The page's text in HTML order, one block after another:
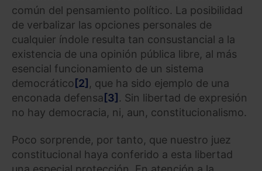
común del pensamiento político. La posibilidad
de verbalizar las opciones personales de
cualquier índole resulta tan consustancial a la
existencia de una opinión pública libre, al más
esencial funcionamiento de un sistema
democrático [2] , que ha sido ejemplo de una
enconada defensa [3] . Sin libertad de expresión
no hay democracia, ni, aun, constitucionalismo.
Poco sorprende, por tanto, que nuestro juez
constitucional haya conferido a esta libertad